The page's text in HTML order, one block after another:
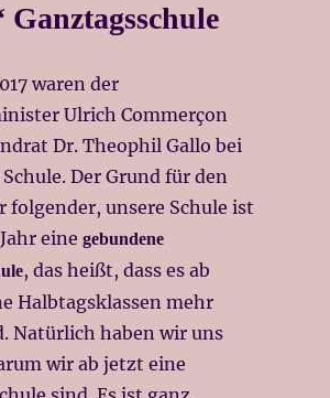
Ganztagsschule
waren der
Ulrich Commerçon
Dr. Theophil Gallo bei
Der Grund für den
folgender, unsere Schule ist
eine gebundene
, das heißt, dass es ab
Halbtagsklassen mehr
Natürlich haben wir uns
wir ab jetzt eine